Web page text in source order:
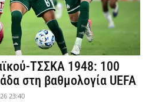
ΤΣΣΚΑ 1948: 100
στη βαθμολογία UEFA
23:40